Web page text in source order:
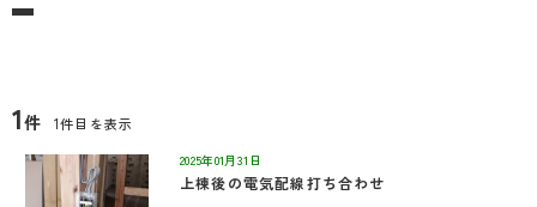
1件 1件目を表示
2025年01月31日
上棟後の電気配線打ち合わせ